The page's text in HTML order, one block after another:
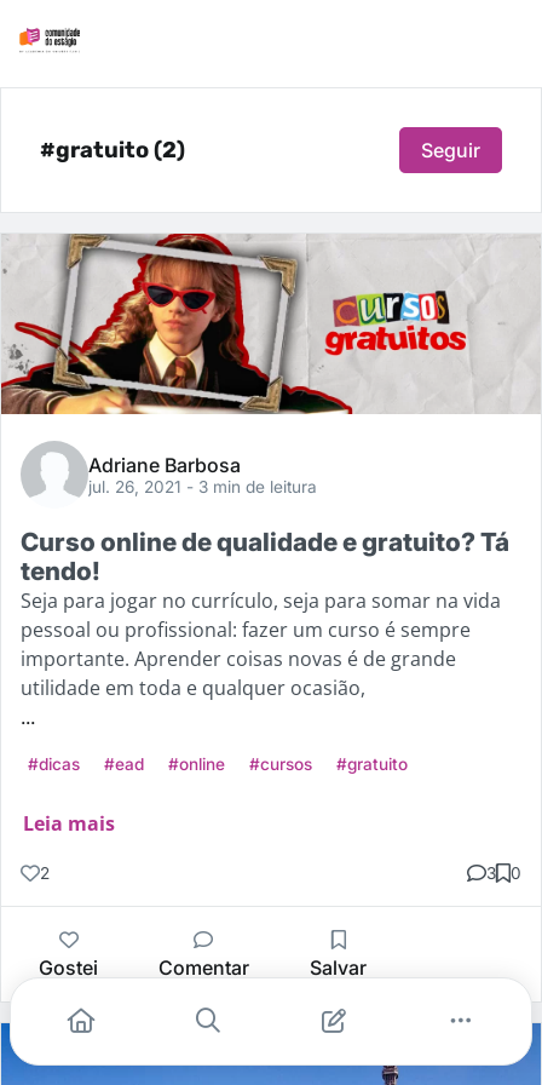
#gratuito (2) Seguir
Adriane Barbosa
jul. 26, 2021 - 3 min de leitura
Curso online de qualidade e gratuito? Tá
tendo!
Seja para jogar no currículo, seja para somar na vida
pessoal ou profissional: fazer um curso é sempre
importante. Aprender coisas novas é de grande
utilidade em toda e qualquer ocasião,
...
#dicas #ead #online #cursos #gratuito
Leia mais
2 3 0
Gostei Comentar Salvar